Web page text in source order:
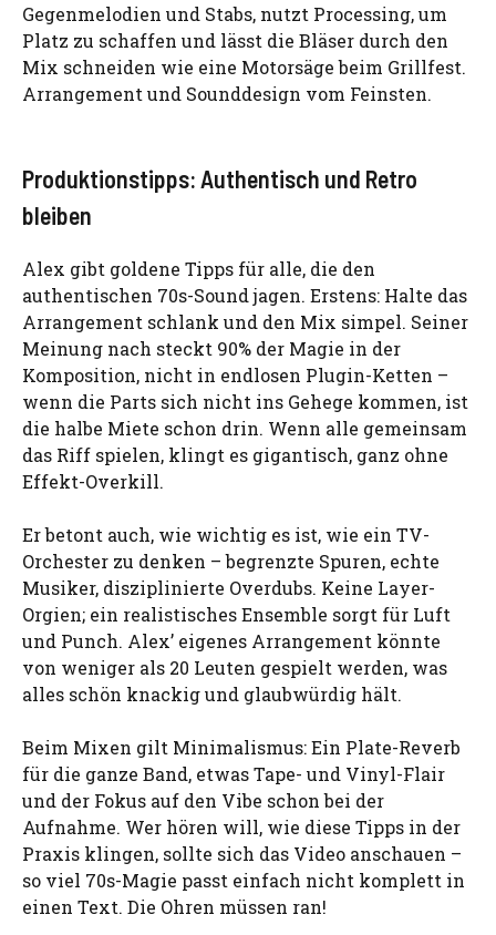
Gegenmelodien und Stabs, nutzt Processing, um
Platz zu schaffen und lässt die Bläser durch den
Mix schneiden wie eine Motorsäge beim Grillfest.
Arrangement und Sounddesign vom Feinsten.
Produktionstipps: Authentisch und Retro
bleiben
Alex gibt goldene Tipps für alle, die den
authentischen 70s-Sound jagen. Erstens: Halte das
Arrangement schlank und den Mix simpel. Seiner
Meinung nach steckt 90% der Magie in der
Komposition, nicht in endlosen Plugin-Ketten –
wenn die Parts sich nicht ins Gehege kommen, ist
die halbe Miete schon drin. Wenn alle gemeinsam
das Riff spielen, klingt es gigantisch, ganz ohne
Effekt-Overkill.
Er betont auch, wie wichtig es ist, wie ein TV-
Orchester zu denken – begrenzte Spuren, echte
Musiker, disziplinierte Overdubs. Keine Layer-
Orgien; ein realistisches Ensemble sorgt für Luft
und Punch. Alex’ eigenes Arrangement könnte
von weniger als 20 Leuten gespielt werden, was
alles schön knackig und glaubwürdig hält.
Beim Mixen gilt Minimalismus: Ein Plate-Reverb
für die ganze Band, etwas Tape- und Vinyl-Flair
und der Fokus auf den Vibe schon bei der
Aufnahme. Wer hören will, wie diese Tipps in der
Praxis klingen, sollte sich das Video anschauen –
so viel 70s-Magie passt einfach nicht komplett in
einen Text. Die Ohren müssen ran!